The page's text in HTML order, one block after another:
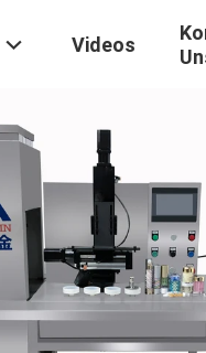
Videos